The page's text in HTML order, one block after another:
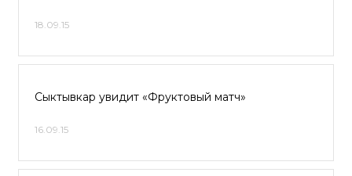
18.09.15
Сыктывкар увидит «Фруктовый матч»
16.09.15